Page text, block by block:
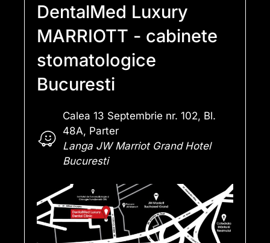
DentalMed Luxury
MARRIOTT - cabinete
stomatologice
Bucuresti
Calea 13 Septembrie nr. 102, Bl.
48A, Parter
Langa JW Marriot Grand Hotel
Bucuresti